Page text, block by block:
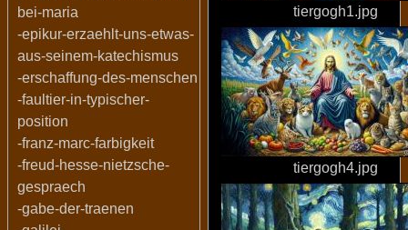
bei-maria
-epikur-erzaehlt-uns-etwas-
aus-seinem-katechismus
-erschaffung-des-menschen
-faultier-in-typischer-
position
-franz-marc-farbigkeit
-freud-hesse-nietzsche-
gespraech
-gabe-der-traenen
tiergogh1.jpg
tiergogh4.jpg